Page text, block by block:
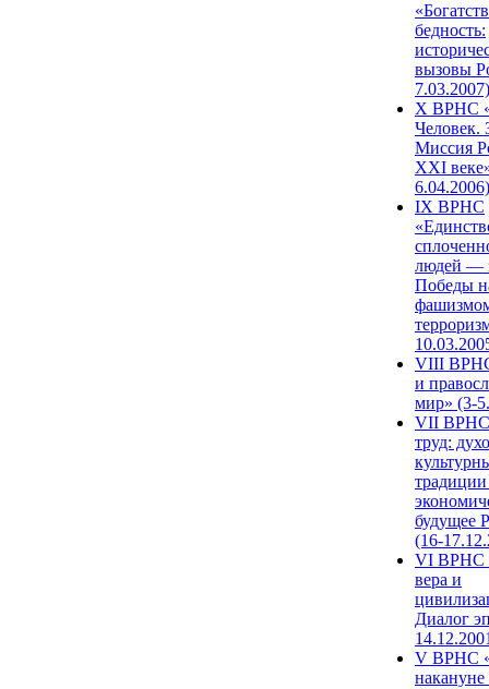
бедность:
вызовы
7.03.2007)
X ВРНС
Человек.
Миссия
XXI
6.04.2006)
IX ВРНС
людей —
Победы
VIII
и
мир» (3-
VII ВРНС
труд:
будущее
(16-
VI ВРНС
вера и
Диалог
V ВРНС
накануне